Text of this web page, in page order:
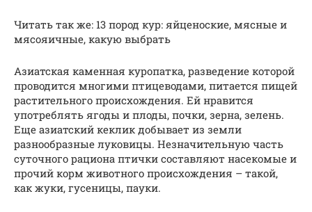
Читать так же: 13 пород кур: яйценоские, мясные и
мясояичные, какую выбрать
Азиатская каменная куропатка, разведение которой
проводится многими птицеводами, питается пищей
растительного происхождения. Ей нравится
употреблять ягоды и плоды, почки, зерна, зелень.
Еще азиатский кеклик добывает из земли
разнообразные луковицы. Незначительную часть
суточного рациона птички составляют насекомые и
прочий корм животного происхождения – такой,
как жуки, гусеницы, пауки.